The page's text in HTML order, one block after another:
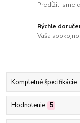
Predĺžili sme
Rýchle
Vaša
Kompletné špecifikácie
Hodnotenie 5